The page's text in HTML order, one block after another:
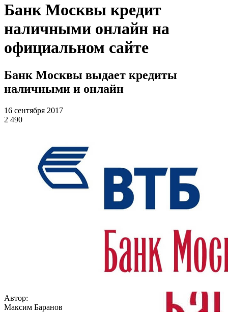
Банк Москвы кредит
наличными онлайн на
официальном сайте
Банк Москвы выдает кредиты
наличными и онлайн
16 сентября 2017
2 490
Автор:
Максим Баранов